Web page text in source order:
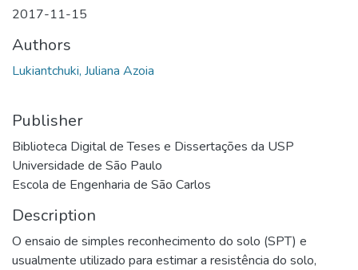
2017-11-15
Authors
Lukiantchuki, Juliana Azoia
Publisher
Biblioteca Digital de Teses e Dissertações da USP
Universidade de São Paulo
Escola de Engenharia de São Carlos
Description
O ensaio de simples reconhecimento do solo (SPT) e
usualmente utilizado para estimar a resistência do solo,